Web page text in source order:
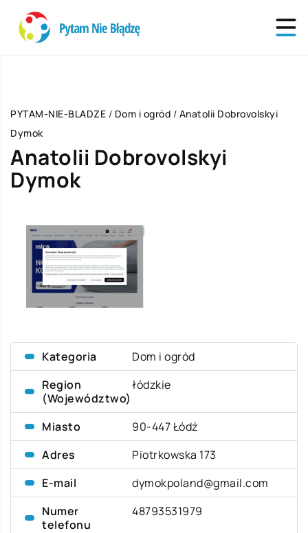
PYTAM-NIE-BLADZE / Dom i ogród / Anatolii Dobrovolskyi
Dymok
Anatolii Dobrovolskyi
Dymok
Kategoria
Dom i ogród
Region
(Województwo)
łódzkie
Miasto
90-447 Łódź
Adres
Piotrkowska 173
E-mail
dymokpoland@gmail.com
Numer
telefonu
48793531979